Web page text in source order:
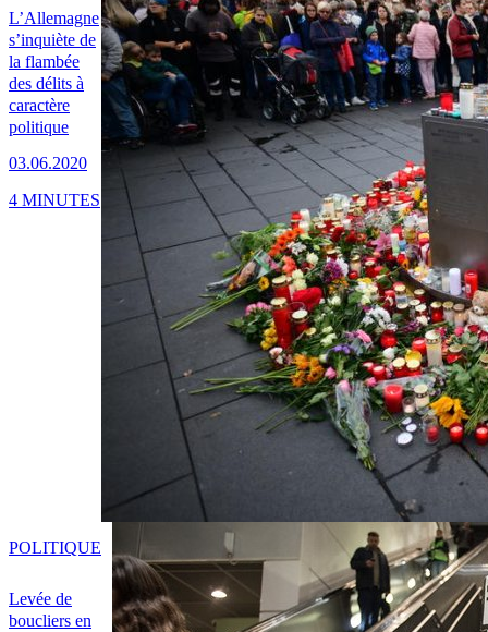
L’Allemagne
s’inquiète de
la flambée
des délits à
caractère
politique
03.06.2020
4 MINUTES
Levée de
boucliers en
POLITIQUE